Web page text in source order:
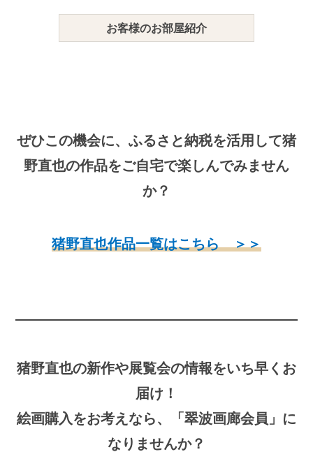
お客様のお部屋紹介
ぜひこの機会に、ふるさと納税を活用して猪
野直也の作品をご自宅で楽しんでみません
か？
猪野直也作品一覧はこちら ＞＞
猪野直也の新作や展覧会の情報をいち早くお
届け！
絵画購入をお考えなら、「翠波画廊会員」に
なりませんか？